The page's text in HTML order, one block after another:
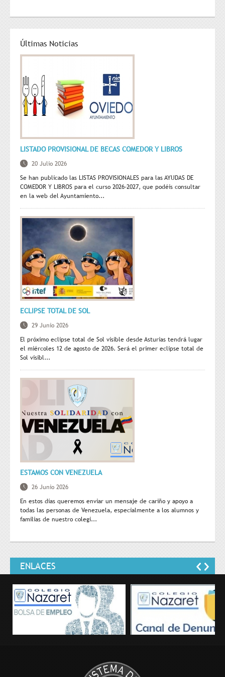
Últimas Noticias
LISTADO PROVISIONAL DE BECAS COMEDOR Y LIBROS
20 Julio 2026
Se han publicado las LISTAS PROVISIONALES para las AYUDAS DE
COMEDOR Y LIBROS para el curso 2026-2027, que podéis consultar
en la web del Ayuntamiento...
ECLIPSE TOTAL DE SOL
29 Junio 2026
El próximo eclipse total de Sol visible desde Asturias tendrá lugar
el miércoles 12 de agosto de 2026. Será el primer eclipse total de
Sol visibl...
ESTAMOS CON VENEZUELA
26 Junio 2026
En estos días queremos enviar un mensaje de cariño y apoyo a
todas las personas de Venezuela, especialmente a los alumnos y
familias de nuestro colegi...
ENLACES